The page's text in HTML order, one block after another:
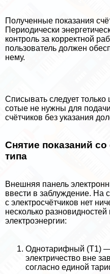
Полученные показания
Периодически
контроль за корректной
пользователь должен
нему.
Списывать следует
сотые не нужны для
счётчиков без указания
Снятие показаний со
типа
Внешняя панель
ввести в заблуждение. На
с электросчётчиков нет
несколько
электроэнергии:
Однотарифный (Т1) —
электричество вне
согласно единой